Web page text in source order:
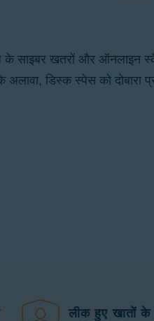
के साइबर खतरों और ऑनलाइन
डिस्क स्पेस को दोबारा
लीक हुए खातों के